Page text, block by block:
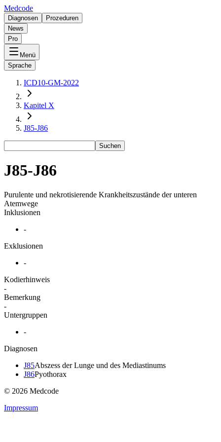
Medcode
Diagnosen
Prozeduren
News
Pro
Menü
Sprache
ICD10-GM-2022
Kapitel X
J85-J86
Suchen
J85-J86
Purulente und nekrotisierende Krankheitszustände der unteren
Atemwege
Inklusionen
-
Exklusionen
-
Kodierhinweis
-
Bemerkung
-
Untergruppen
-
Diagnosen
J85Abszess der Lunge und des Mediastinums
J86Pyothorax
© 2026 Medcode
Impressum